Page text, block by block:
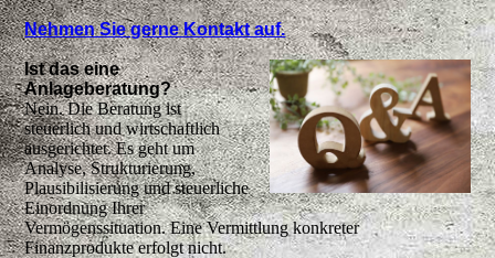
Nehmen Sie gerne Kontakt auf.
Ist das eine
Anlageberatung?
Nein. Die Beratung ist
steuerlich und wirtschaftlich
ausgerichtet. Es geht um
Analyse, Strukturierung,
Plausibilisierung und steuerliche
Einordnung Ihrer
Vermögenssituation. Eine Vermittlung konkreter
Finanzprodukte erfolgt nicht.